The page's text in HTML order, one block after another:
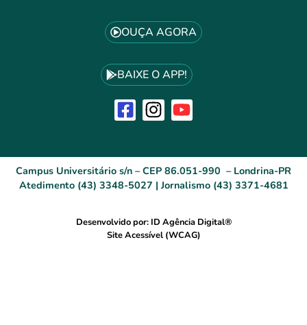
OUÇA AGORA
BAIXE O APP!
Campus Universitário s/n – CEP 86.051-990 – Londrina-PR
Atedimento (43) 3348-5027 | Jornalismo (43) 3371-4681
Desenvolvido por: ID Agência Digital®
Site Acessível (WCAG)